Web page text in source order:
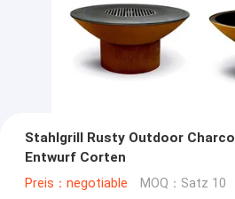
Stahlgrill Rusty Outdoor
Entwurf Corten
Preis：negotiable MOQ：Satz 10